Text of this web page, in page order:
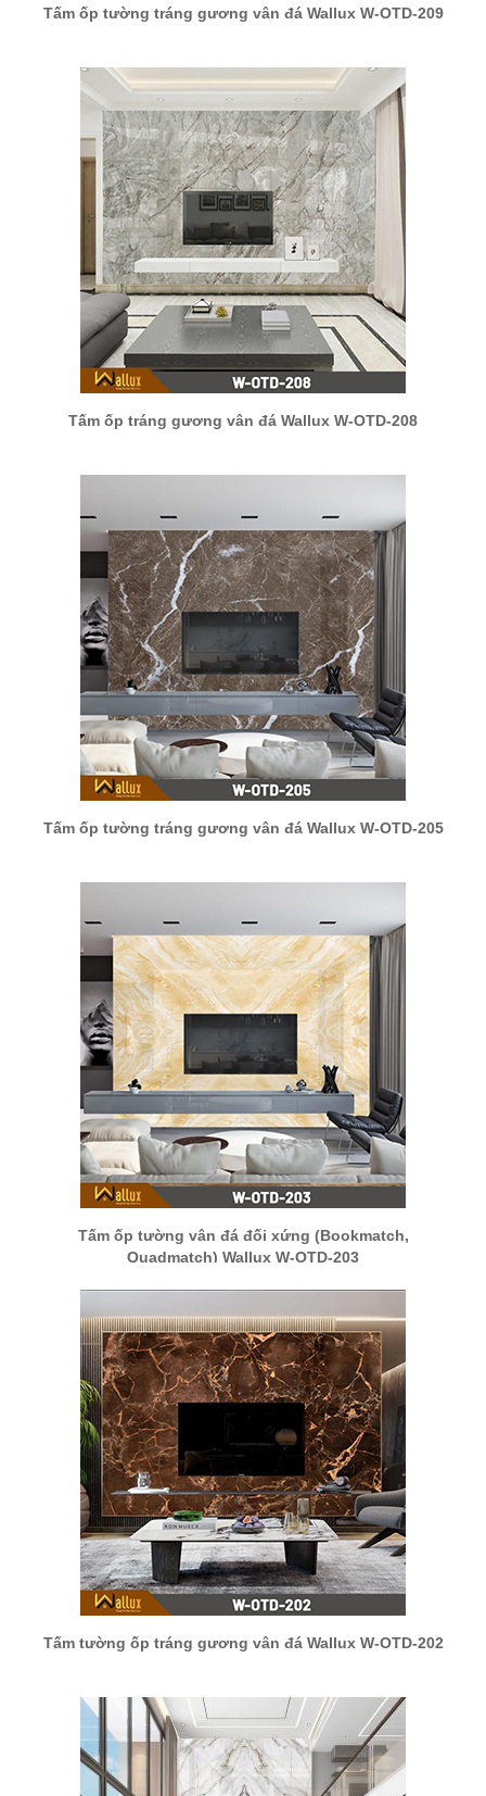
Tấm ốp tường tráng gương vân đá Wallux W-OTD-209
Tấm ốp tráng gương vân đá Wallux W-OTD-208
Tấm ốp tường tráng gương vân đá Wallux W-OTD-205
Tấm ốp tường vân đá đối xứng (Bookmatch,
Quadmatch) Wallux W-OTD-203
Tấm tường ốp tráng gương vân đá Wallux W-OTD-202